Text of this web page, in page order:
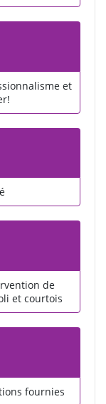
et
de
et courtois
fournies